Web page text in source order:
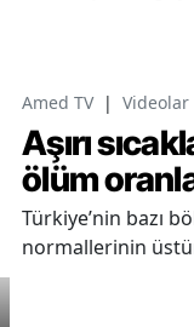
Amed TV | Videolar
Aşırı
ölüm
Türkiye’nin bazı
normallerinin